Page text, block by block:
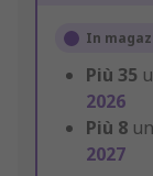
In
Più 35
2026
Più 8
2027